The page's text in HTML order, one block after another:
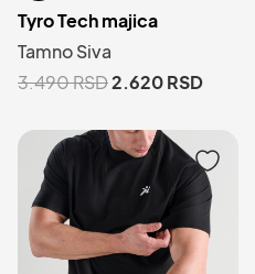
Tyro Tech majica
Tamno Siva
3.490RSD2.620RSD